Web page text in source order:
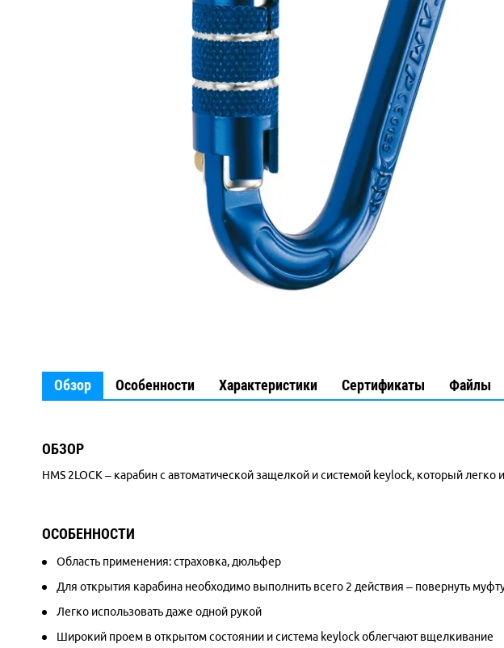
Обзор Особенности Характеристики Сертификаты Файлы
ОБЗОР
HMS 2LOCK – карабин с автоматической защелкой и системой keylock, который легко
ОСОБЕННОСТИ
Область применения: страховка, дюльфер
Для открытия карабина необходимо выполнить всего 2 действия – повернуть
Легко использовать даже одной рукой
Широкий проем в открытом состоянии и система keylock облегчают вщелкивание